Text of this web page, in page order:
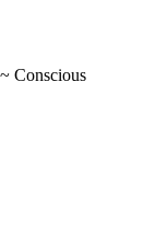
Conscious